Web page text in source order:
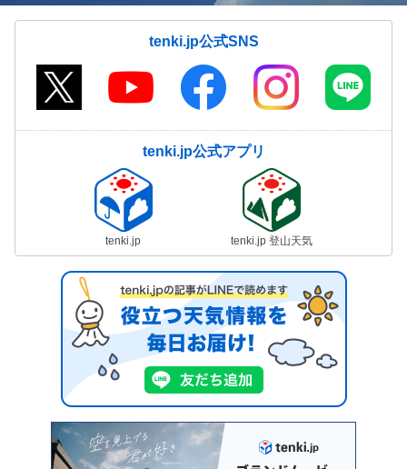
tenki.jp公式SNS
tenki.jp公式アプリ
tenki.jp tenki.jp 登山天気